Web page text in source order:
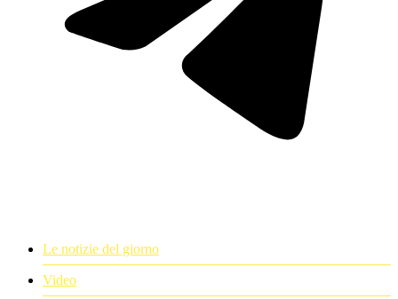
Le notizie del giorno
Video